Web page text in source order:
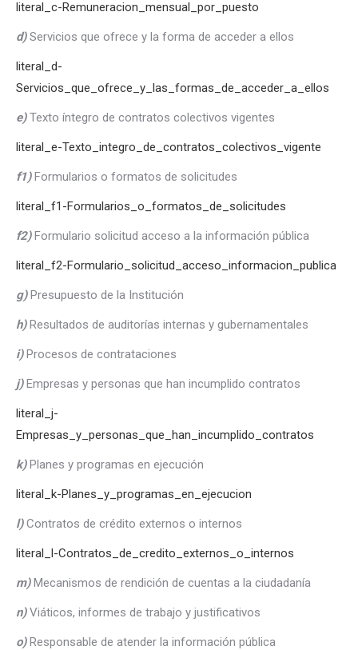
literal_c-Remuneracion_mensual_por_puesto
d)Servicios que ofrece y la forma de acceder a ellos
literal_d-
Servicios_que_ofrece_y_las_formas_de_acceder_a_ellos
e)Texto íntegro de contratos colectivos vigentes
literal_e-Texto_integro_de_contratos_colectivos_vigente
f1)Formularios o formatos de solicitudes
literal_f1-Formularios_o_formatos_de_solicitudes
f2)Formulario solicitud acceso a la información pública
literal_f2-Formulario_solicitud_acceso_informacion_publica
g) Presupuesto de la Institución
h)Resultados de auditorías internas y gubernamentales
i) Procesos de contrataciones
j) Empresas y personas que han incumplido contratos
literal_j-
Empresas_y_personas_que_han_incumplido_contratos
k) Planes y programas en ejecución
literal_k-Planes_y_programas_en_ejecucion
l) Contratos de crédito externos o internos
literal_l-Contratos_de_credito_externos_o_internos
m)Mecanismos de rendición de cuentas a la ciudadanía
n)Viáticos, informes de trabajo y justificativos
o)Responsable de atender la información pública